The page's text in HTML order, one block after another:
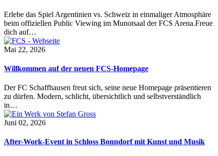
Erlebe das Spiel Argentinien vs. Schweiz in einmaliger Atmosphäre
beim offiziellen Public Viewing im Munotsaal der FCS Arena.Freue
dich auf…
Mai 22, 2026
Willkommen auf der neuen FCS-Homepage
Der FC Schaffhausen freut sich, seine neue Homepage präsentieren
zu dürfen. Modern, schlicht, übersichtlich und selbstverständlich
in…
Juni 02, 2026
After-Work-Event in Schloss Bonndorf mit Kunst und Musik